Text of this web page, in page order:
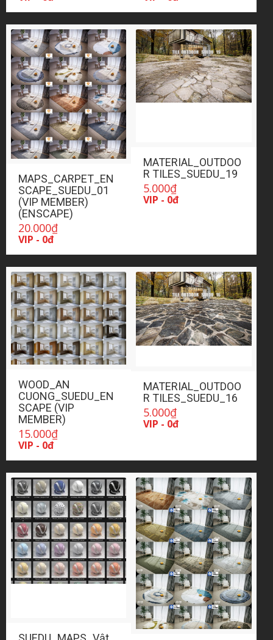
MAPS_CARPET_EN
SCAPE_SUEDU_01
(VIP MEMBER)
(ENSCAPE)
20.000₫
VIP - 0đ
MATERIAL_OUTDOO
R TILES_SUEDU_19
5.000₫
VIP - 0đ
WOOD_AN
CUONG_SUEDU_EN
SCAPE (VIP
MEMBER)
15.000₫
VIP - 0đ
MATERIAL_OUTDOO
R TILES_SUEDU_16
5.000₫
VIP - 0đ